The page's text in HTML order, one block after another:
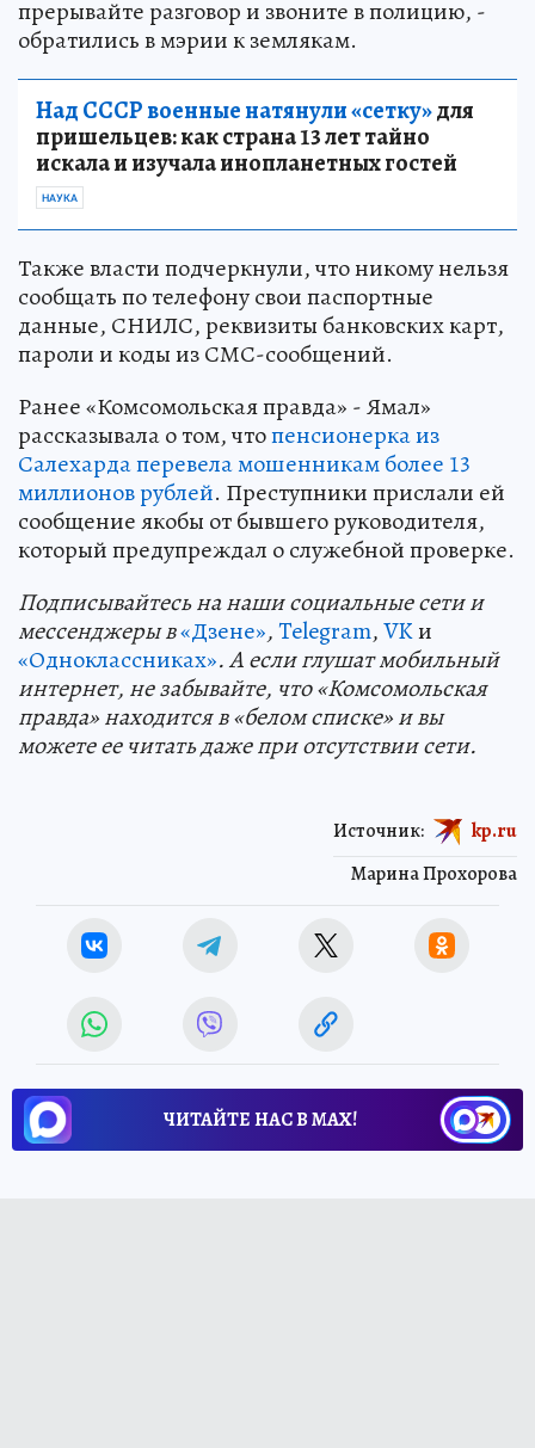
прерывайте разговор и звоните в полицию, -
обратились в мэрии к землякам.
Над СССР военные натянули «сетку»для
пришельцев: как страна 13 лет тайно
искала и изучала инопланетных гостей
НАУКА
Также власти подчеркнули, что никому нельзя
сообщать по телефону свои паспортные
данные, СНИЛС, реквизиты банковских карт,
пароли и коды из СМС-сообщений.
Ранее «Комсомольская правда» - Ямал»
рассказывала о том, чтопенсионерка из
Салехарда перевела мошенникам более 13
миллионов рублей. Преступники прислали ей
сообщение якобы от бывшего руководителя,
который предупреждал о служебной проверке.
Подписывайтесь на наши социальные сети и
мессенджеры в«Дзене»,Telegram,VKи
«Одноклассниках». А если глушат мобильный
интернет, не забывайте, что «Комсомольская
правда» находится в «белом списке» и вы
можете ее читать даже при отсутствии сети.
Марина Прохорова
Источник: kp.ru
ЧИТАЙТЕ НАС В МАХ!